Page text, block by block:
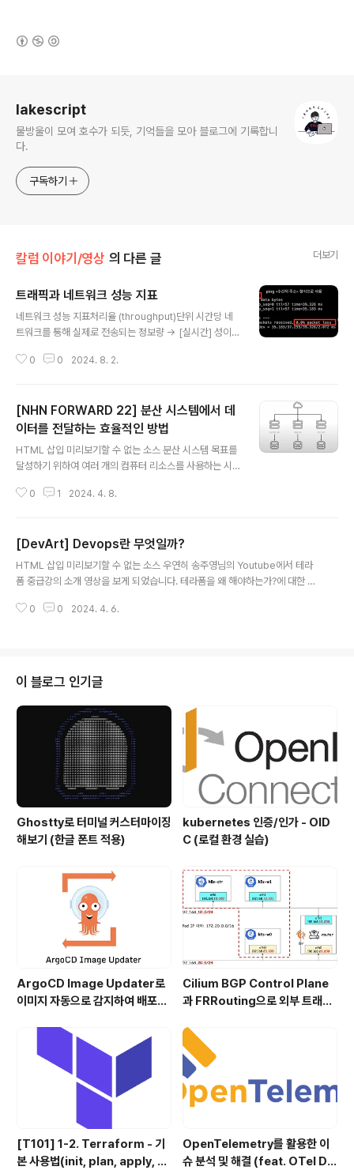
lakescript
물방울이 모여 호수가 되듯, 기억들을 모아 블로그에 기록합니
다.
구독하기
칼럼 이야기/영상 의 다른 글 더보기
트래픽과 네트워크 성능 지표
네트워크 성능 지표처리율 (throughput)단위 시간당 네
트워크를 통해 실제로 전송되는 정보량 -> [실시간] 성이
Mbps(Mbit/s) : 초당 처리되는 megabitsGbps(Gbi
주파수의 범위(signal processing)컴퓨팅 영역에서의
정의단위 시간동안 통신 매체를 통해 송수신할 수 있는 최
대 정보량즉, 정보를 주고 받을 폭 을 의미합니다.폭이 두껍
다면 송수신 할 수 있는 최대 정보량이 많다 -> 대역폭이
넓다폭이 좁다면 송수신 할 수 있는 최대 정보량이 적다 ->
대역폭이 좁다...
0 0 2024. 8. 2.
[NHN FORWARD 22] 분산 시스템에서 데
이터를 전달하는 효율적인 방법
HTML 삽입 미리보기할 수 없는 소스 분산 시스템 목표를
달성하기 위하여 여러 개의 컴퓨터 리소스를 사용하는 시
이상의 컴포넌트로 구성되어 있습니다. - 엔터프라이즈 애
템들이 네트워크를 사용하여 컴포넌트 간의 기능을 통합
데이터 전달 데이터를 전달하는 방법에는 두 가지가 있습
니다. - Remote API - MessageQueue Remote A
응답하는 API에서 주로 사용하는 방식입니다. 서버 - 클라
0 1 2024. 4. 8.
[DevArt] Devops란 무엇일까?
HTML 삽입 미리보기할 수 없는 소스 우연히 송주영님의 Youtube에서 테라
폼 중급강의 소개 영상을 보게 되었습니다. 테라폼을 왜 해야하는가?에 대한 접
었는데, 따로 정리하고 싶어 글로 적게 되었습니다. Devops란 5가지의 철학
어떻게 높여야 하는가? best practice를 어떻게 구성해야 하는가? 의사소통
을 어떻게 하는가? 기술을 어떻게 선정하는가? ->..
0 0 2024. 4. 6.
이 블로그 인기글
Ghostty로 터미널 커스터마이징
해보기 (한글 폰트 적용)
kubernetes 인증/인가 - OID
C (로컬 환경 실습)
ArgoCD Image Updater로
이미지 자동으로 감지하여 배포하
Cilium BGP Control Plane
과 FRRouting으로 외부 트래픽
[T101] 1-2. Terraform - 기
본 사용법(init, plan, apply, d
OpenTelemetry를 활용한 이
슈 분석 및 해결 (feat. OTel De